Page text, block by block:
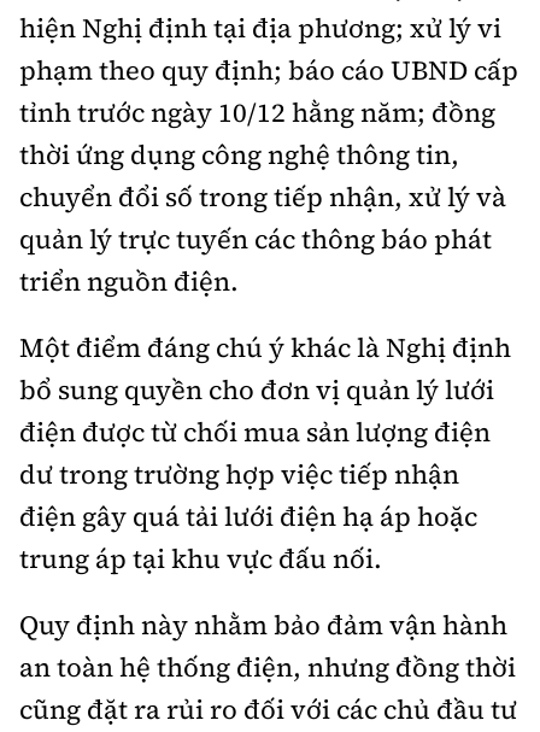
hiện Nghị định tại địa phương; xử lý vi
phạm theo quy định; báo cáo UBND cấp
tỉnh trước ngày 10/12 hằng năm; đồng
thời ứng dụng công nghệ thông tin,
chuyển đổi số trong tiếp nhận, xử lý và
quản lý trực tuyến các thông báo phát
triển nguồn điện.
Một điểm đáng chú ý khác là Nghị định
bổ sung quyền cho đơn vị quản lý lưới
điện được từ chối mua sản lượng điện
dư trong trường hợp việc tiếp nhận
điện gây quá tải lưới điện hạ áp hoặc
trung áp tại khu vực đấu nối.
Quy định này nhằm bảo đảm vận hành
an toàn hệ thống điện, nhưng đồng thời
cũng đặt ra rủi ro đối với các chủ đầu tư